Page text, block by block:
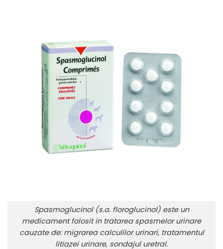
Spasmoglucinol (s.a. floroglucinol) este un
medicament folosit in tratarea spasmelor urinare
cauzate de: migrarea calculilor urinari, tratamentul
litiazei urinare, sondajul uretral.